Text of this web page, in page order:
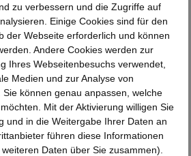
Topmarken
Faire Preise
zu verbessern und die Zugriffe auf
Einige Cookies sind für den
der Webseite erforderlich und können
Andere Cookies werden zur
Ihres Webseitenbesuchs verwendet,
Medien und zur Analyse von
können genau anpassen, welche
Mit der Aktivierung willigen Sie
und in die Weitergabe Ihrer Daten an
führen diese Informationen
Daten über Sie zusammen).